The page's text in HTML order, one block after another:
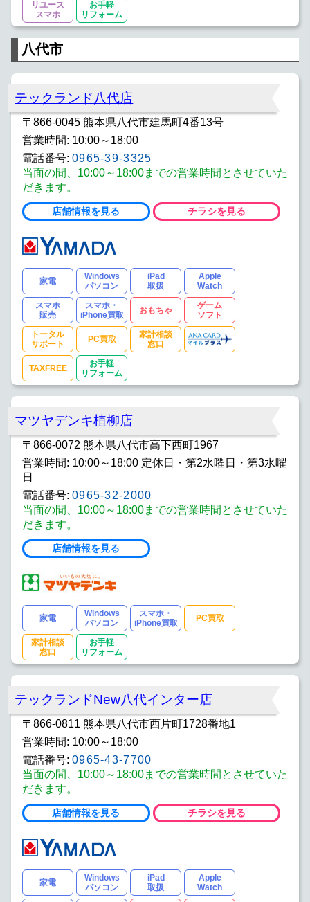
リユース
スマホ
お手軽
リフォーム
八代市
テックランド八代店
〒866-0045 熊本県八代市建馬町4番13号
営業時間: 10:00～18:00
電話番号: 0965-39-3325
当面の間、10:00～18:00までの営業時間とさせていた
だきます。
店舗情報を見る チラシを見る
家電
Windows
パソコン
iPad
取扱
Apple
Watch
スマホ
販売
スマホ・
iPhone買取
おもちゃ
ゲーム
ソフト
トータル
サポート
PC買取
家計相談
窓口
TAXFREE
お手軽
リフォーム
マツヤデンキ植柳店
〒866-0072 熊本県八代市高下西町1967
営業時間: 10:00～18:00 定休日・第2水曜日・第3水曜
日
電話番号: 0965-32-2000
当面の間、10:00～18:00までの営業時間とさせていた
だきます。
店舗情報を見る
家電
Windows
パソコン
スマホ・
iPhone買取
PC買取
家計相談
窓口
お手軽
リフォーム
テックランドNew八代インター店
〒866-0811 熊本県八代市西片町1728番地1
営業時間: 10:00～18:00
電話番号: 0965-43-7700
当面の間、10:00～18:00までの営業時間とさせていた
だきます。
店舗情報を見る チラシを見る
家電
Windows
パソコン
iPad
取扱
Apple
Watch